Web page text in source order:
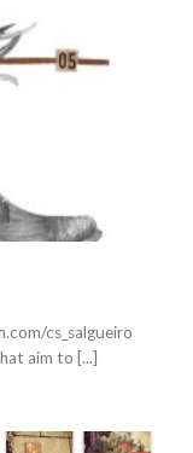
cs_salgueiro
aim to [...]